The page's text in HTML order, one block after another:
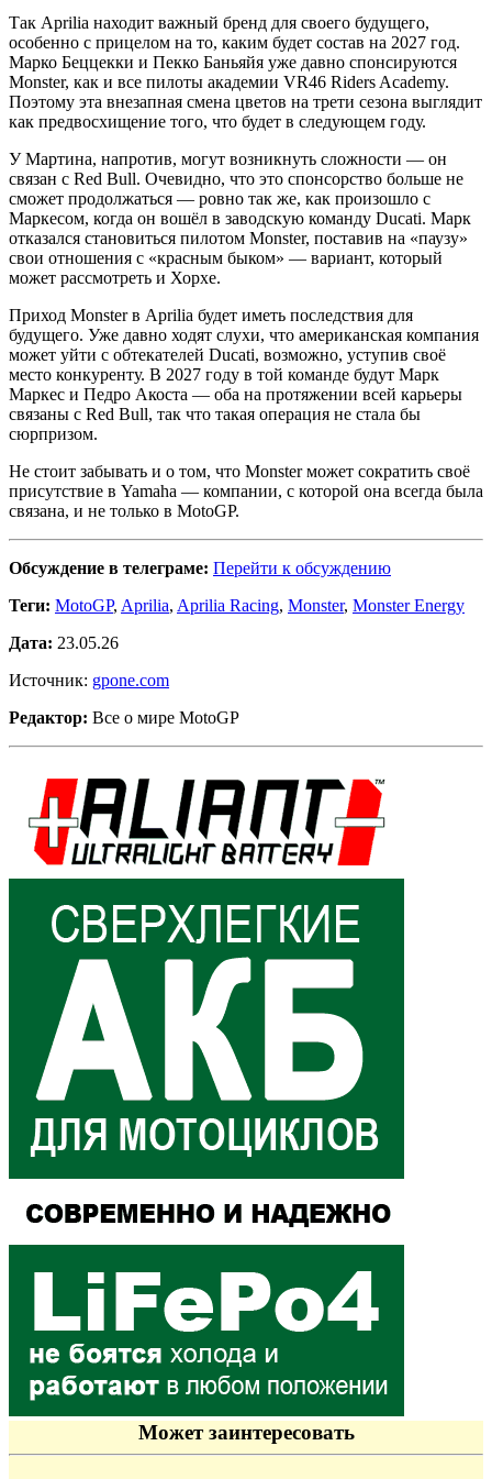
Так Aprilia находит важный бренд для своего будущего,
особенно с прицелом на то, каким будет состав на 2027 год.
Марко Беццекки и Пекко Баньяйя уже давно спонсируются
Monster, как и все пилоты академии VR46 Riders Academy.
Поэтому эта внезапная смена цветов на трети сезона выглядит
как предвосхищение того, что будет в следующем году.
У Мартина, напротив, могут возникнуть сложности — он
связан с Red Bull. Очевидно, что это спонсорство больше не
сможет продолжаться — ровно так же, как произошло с
Маркесом, когда он вошёл в заводскую команду Ducati. Марк
отказался становиться пилотом Monster, поставив на «паузу»
свои отношения с «красным быком» — вариант, который
может рассмотреть и Хорхе.
Приход Monster в Aprilia будет иметь последствия для
будущего. Уже давно ходят слухи, что американская компания
может уйти с обтекателей Ducati, возможно, уступив своё
место конкуренту. В 2027 году в той команде будут Марк
Маркес и Педро Акоста — оба на протяжении всей карьеры
связаны с Red Bull, так что такая операция не стала бы
сюрпризом.
Не стоит забывать и о том, что Monster может сократить своё
присутствие в Yamaha — компании, с которой она всегда была
связана, и не только в MotoGP.
Обсуждение в телеграме: Перейти к обсуждению
Теги: MotoGP, Aprilia, Aprilia Racing, Monster, Monster Energy
Дата: 23.05.26
Источник: gpone.com
Редактор: Все о мире MotoGP
Может заинтересовать